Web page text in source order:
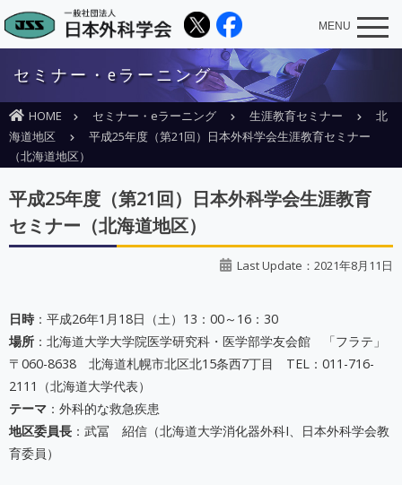
MENU
セミナー・eラーニング
HOME セミナー・eラーニング 生涯教育セミナー
北
海道地区
平成25年度（第21回）日本外科学会生涯教育セミナー
（北海道地区）
平成25年度（第21回）日本外科学会生涯教育
セミナー（北海道地区）
Last Update：2021年8月11日
日時：平成26年1月18日（土）13：00～16：30
場所 ：北海道大学大学院医学研究科・医学部学友会館 「フラテ」
〒060-8638 北海道札幌市北区北15条西7丁目 TEL：011-716-
2111（北海道大学代表）
テーマ ：外科的な救急疾患
地区委員長 ：武冨 紹信（北海道大学消化器外科I、日本外科学会教
育委員）